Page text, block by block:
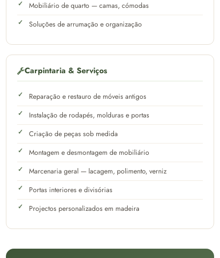
Mobiliário de quarto — camas, cómodas
Soluções de arrumação e organização
Carpintaria & Serviços
Reparação e restauro de móveis antigos
Instalação de rodapés, molduras e portas
Criação de peças sob medida
Montagem e desmontagem de mobiliário
Marcenaria geral — lacagem, polimento, verniz
Portas interiores e divisórias
Projectos personalizados em madeira